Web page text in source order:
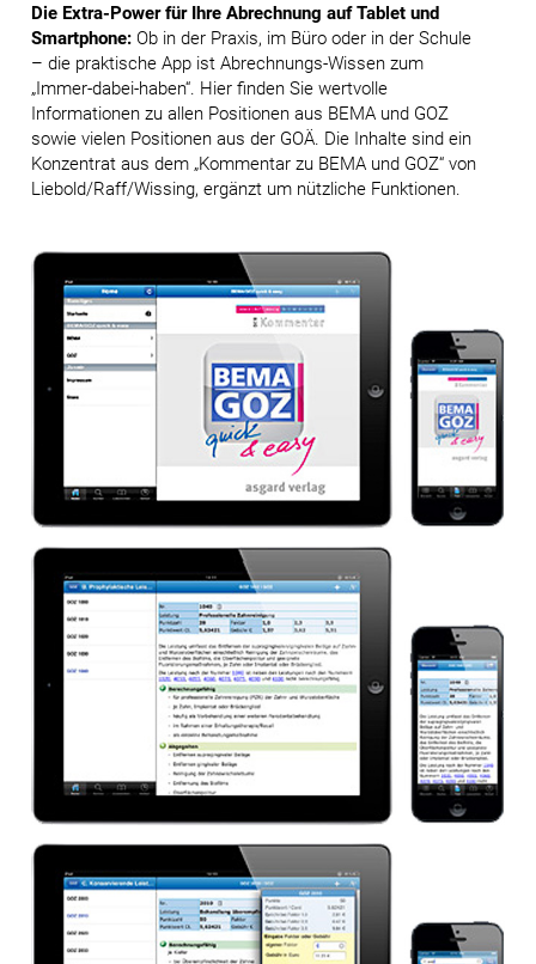
Die Extra-Power für Ihre Abrechnung auf Tablet und
Smartphone: Ob in der Praxis, im Büro oder in der Schule
– die praktische App ist Abrechnungs-Wissen zum
„Immer-dabei-haben“. Hier finden Sie wertvolle
Informationen zu allen Positionen aus BEMA und GOZ
sowie vielen Positionen aus der GOÄ. Die Inhalte sind ein
Konzentrat aus dem „Kommentar zu BEMA und GOZ“ von
Liebold/Raff/Wissing, ergänzt um nützliche Funktionen.